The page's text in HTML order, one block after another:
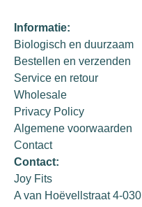
Informatie:
Biologisch en duurzaam
Bestellen en verzenden
Service en retour
Wholesale
Privacy Policy
Algemene voorwaarden
Contact
Contact:
Joy Fits
A van Hoëvellstraat 4-030